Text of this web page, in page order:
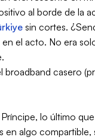
al borde de la
sin cortes.
el acto. No era
casero
lo último
algo compartible,